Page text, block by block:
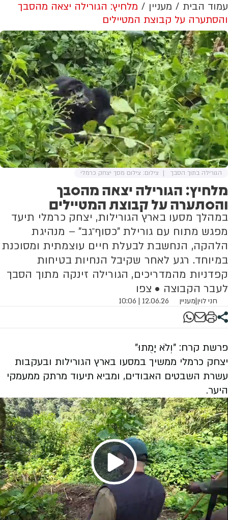
עמוד הבית מעניין
מלחיץ: הגורילה יצאה מהסבך
והסתערה על קבוצת המטיילים
מלחיץ: הגורילה יצאה מהסבך
והסתערה על קבוצת המטיילים
במהלך מסעו בארץ הגורילות, יצחק כרמלי תיעד
מפגש מתוח עם גורילת "כסוף־גב" – מנהיגת
הלהקה, הנחשבת לבעלת חיים עוצמתית ומסוכנת
במיוחד. רגע לאחר שקיבל הנחיות בטיחות
קפדניות מהמדריכים, הגורילה זינקה מתוך הסבך
לעבר הקבוצה • צפו
חני לוין|מעניין 12.06.26 | 10:06
הגורילה בתוך הסבך צילום: צילום מסך יצחק כרמלי
פרשת קרח: "וְלֹא יָמֻתוּ"
יצחק כרמלי ממשיך במסעו בארץ הגורילות ובעקבות
עשרת השבטים האבודים, ומביא תיעוד מרתק ממעמקי
היער.
Play